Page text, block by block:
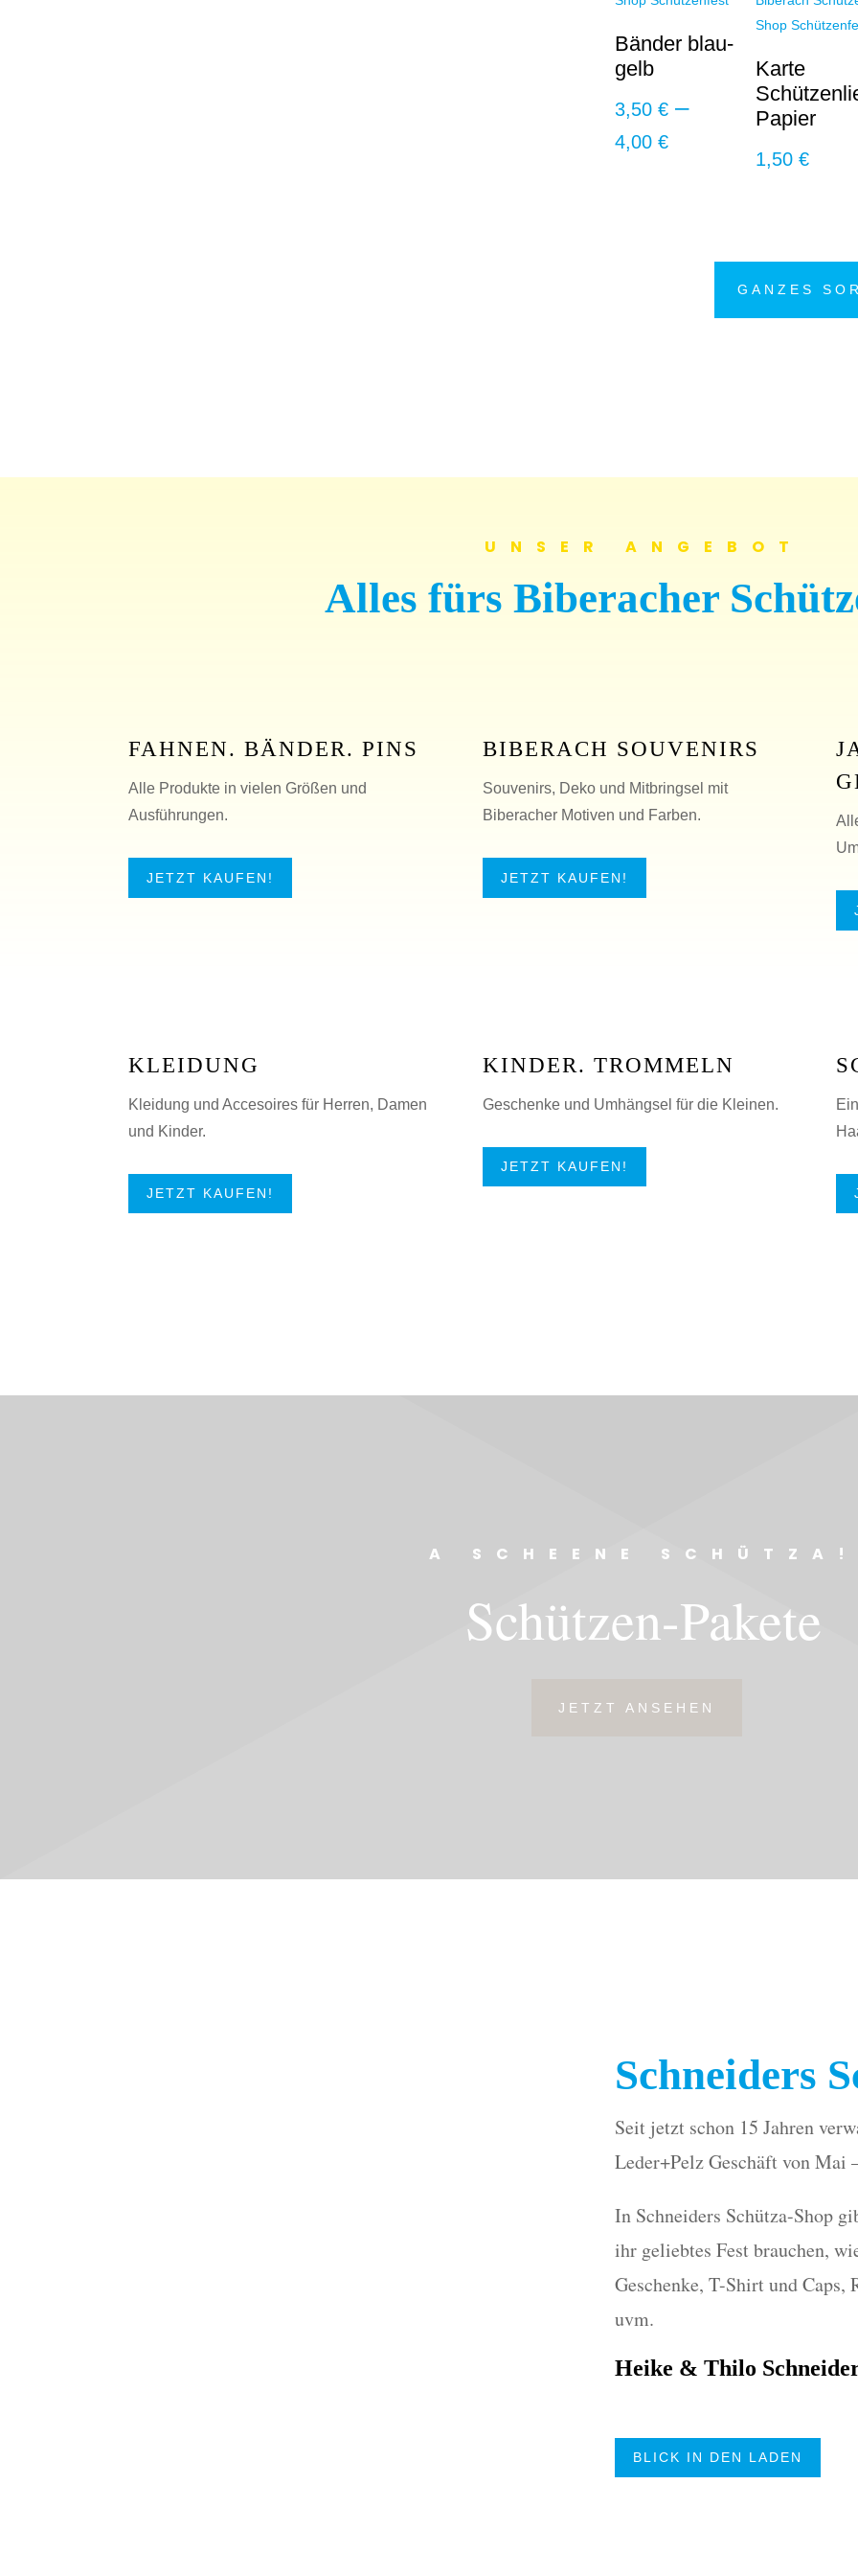
Bänder blau-
gelb
3,50 € –
4,00 €Preisspanne:
Karte
Papier
1,50 €
GANZES
UNSER ANGEBOT
Alles fürs Biberacher
FAHNEN. BÄNDER. PINS
Alle Produkte in vielen Größen und
Ausführungen.
JETZT KAUFEN!
BIBERACH SOUVENIRS
Souvenirs, Deko und Mitbringsel mit
Biberacher Motiven und Farben.
JETZT KAUFEN!
KLEIDUNG
Kleidung und Accesoires für Herren, Damen
und Kinder.
JETZT KAUFEN!
KINDER. TROMMELN
Geschenke und Umhängsel für die Kleinen.
JETZT KAUFEN!
A SCHEENE SCHÜTZA!
Schützen-Pakete
JETZT ANSEHEN
Schneiders
Seit jetzt schon 15 Jahren
Leder+Pelz Geschäft von Mai
In Schneiders Schütza-Shop
ihr geliebtes Fest brauchen,
Geschenke, T-Shirt und Caps,
uvm.
Heike & Thilo
BLICK IN DEN LADEN